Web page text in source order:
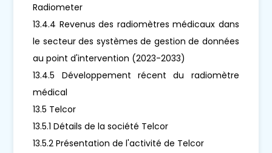
Radiometer
13.4.4 Revenus des radiomètres médicaux dans
le secteur des systèmes de gestion de données
au point d'intervention (2023-2033)
13.4.5 Développement récent du radiomètre
médical
13.5 Telcor
13.5.1 Détails de la société Telcor
13.5.2 Présentation de l'activité de Telcor